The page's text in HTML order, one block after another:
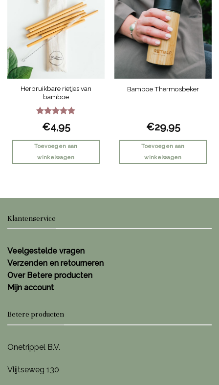
variaties.
Deze
optie
worden
op
productpagina
Herbruikbare rietjes van
bamboe
Gewaardeerd
uit 5
€4,95
Toevoegen aan
winkelwagen
Bamboe Thermosbeker
€29,95
Toevoegen aan
winkelwagen
Klantenservice
Veelgestelde vragen
Verzenden en retourneren
Over Betere producten
Mijn account
Betere producten
Onetrippel B.V.
Vlijtseweg 130